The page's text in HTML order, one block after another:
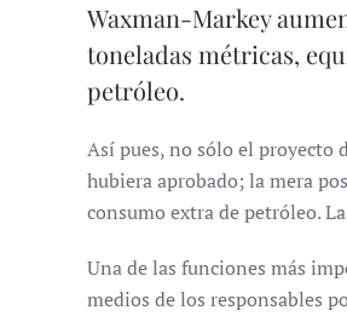
Waxman-Markey
toneladas métricas,
petróleo.
Así pues, no sólo el proyecto
hubiera aprobado; la mera
consumo extra de petróleo.
Una de las funciones más
medios de los responsables